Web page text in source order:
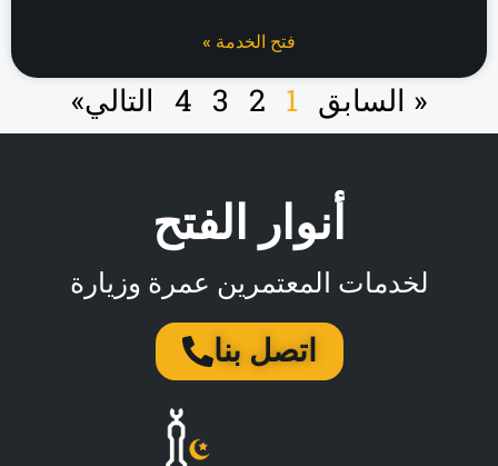
فتح الخدمة »
« السابق 1
2
3
4 التالي»
أنوار الفتح
لخدمات المعتمرين عمرة وزيارة
اتصل بنا